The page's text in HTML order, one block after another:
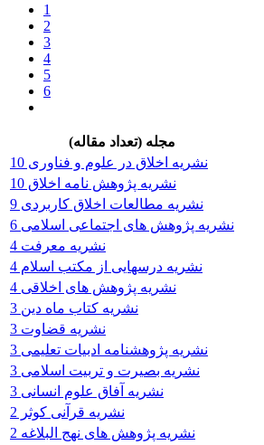
1
2
3
4
5
6
مجله (تعداد مقاله)
نشریه اخلاق در علوم و فناوری 10
نشریه پژوهش نامه اخلاق 10
نشریه مطالعات اخلاق کاربردی 9
نشریه پژوهش های اجتماعی اسلامی 6
نشریه معرفت 4
نشریه درسهایی از مکتب اسلام 4
نشریه پژوهش های اخلاقی 4
نشریه کتاب ماه دین 3
نشریه قضاوت 3
نشریه پژوهشنامه ادبیات تعلیمی 3
نشریه بصیرت و تربیت اسلامی 3
نشریه آفاق علوم انسانی 3
نشریه قرآنی کوثر 2
نشریه پژوهش های نهج البلاغه 2